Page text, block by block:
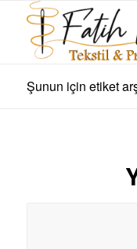
Şunun için etiket